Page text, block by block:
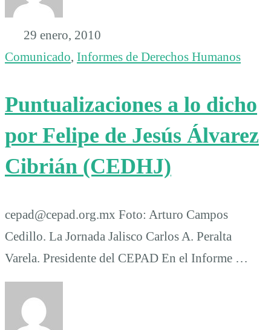
29 enero, 2010
Comunicado, Informes de Derechos Humanos
Puntualizaciones a lo dicho
por Felipe de Jesús Álvarez
Cibrián (CEDHJ)
cepad@cepad.org.mx Foto: Arturo Campos
Cedillo. La Jornada Jalisco Carlos A. Peralta
Varela. Presidente del CEPAD En el Informe …